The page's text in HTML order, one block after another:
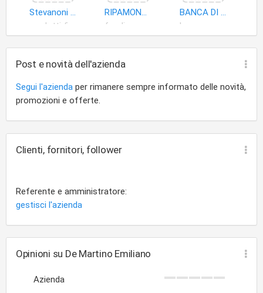
Stevanoni Davide
RIPAMONTI e BENEDETTI SNC
BANCA DI CREDITO COOPERATIVO DI FENIS NUS SAINT MARCEL SCRL
Post e novità dell'azienda
Segui l'azienda per rimanere sempre informato delle novità,
promozioni e offerte.
Clienti, fornitori, follower
Referente e amministratore:
gestisci l'azienda
Opinioni su De Martino Emiliano
Azienda